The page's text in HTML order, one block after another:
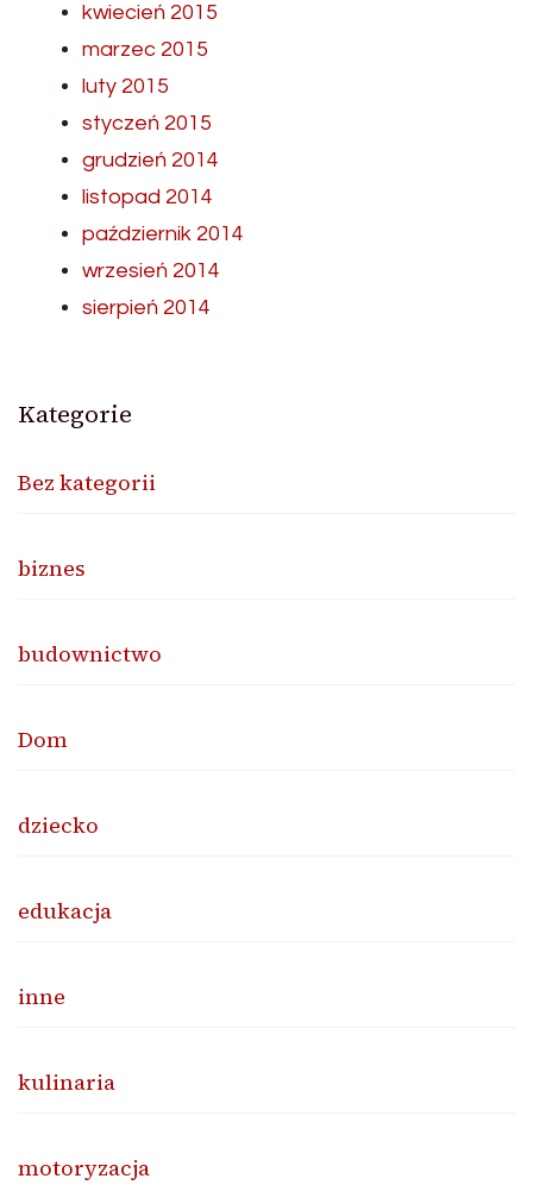
kwiecień 2015
marzec 2015
luty 2015
styczeń 2015
grudzień 2014
listopad 2014
październik 2014
wrzesień 2014
sierpień 2014
Kategorie
Bez kategorii
biznes
budownictwo
Dom
dziecko
edukacja
inne
kulinaria
motoryzacja